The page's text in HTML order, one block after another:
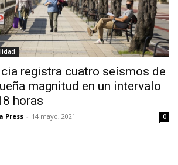
registra cuatro seísmos de
magnitud en un intervalo
horas
Press - 14 mayo, 2021 0